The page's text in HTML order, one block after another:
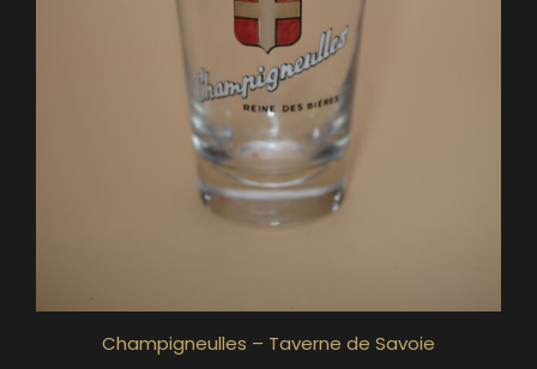
Champigneulles – Taverne de Savoie